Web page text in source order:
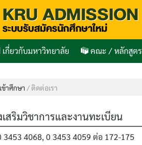
เกี่ยวกับมหาวิทยาลัย คณะ / หลักสูตร
ข้าศึกษา /ติดต่อเรา
สริมวิชาการและงานทะเบียน
3453 4068, 0 3453 4059 ต่อ 172-175